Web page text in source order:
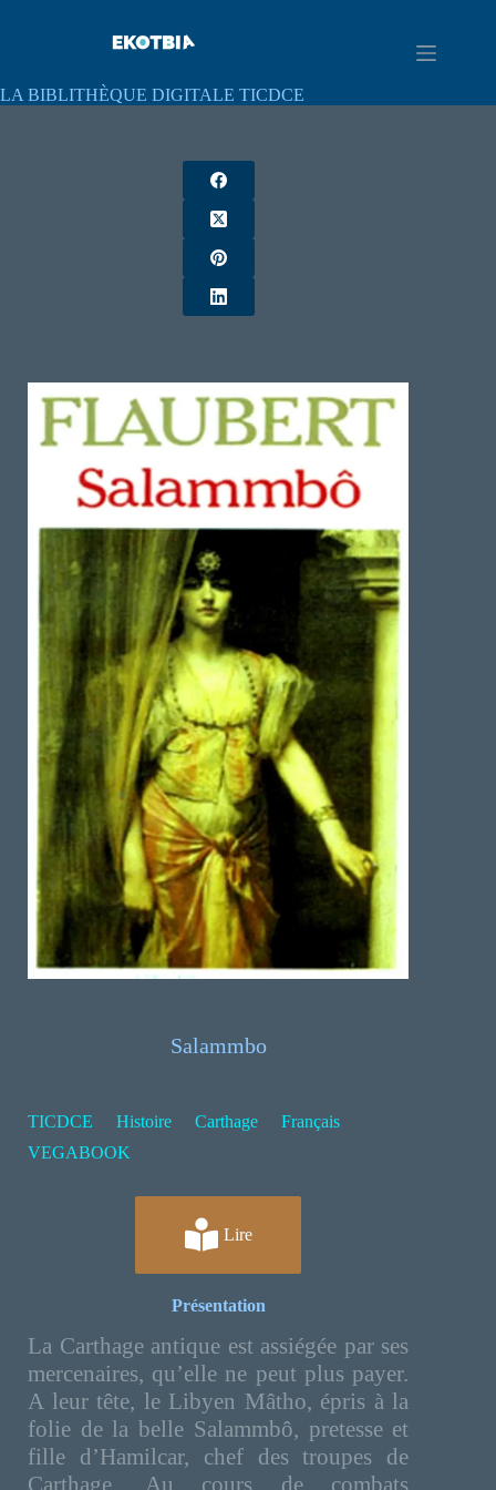
LA BIBLITHÈQUE DIGITALE TICDCE
Salammbo
TICDCE Histoire Carthage
Français
VEGABOOK
Lire
Présentation
La Carthage antique est assiégée par ses
mercenaires, qu’elle ne peut plus payer.
A leur tête, le Libyen Mâtho, épris à la
folie de la belle Salammbô, pretesse et
fille d’Hamilcar, chef des troupes de
Carthage. Au cours de combats